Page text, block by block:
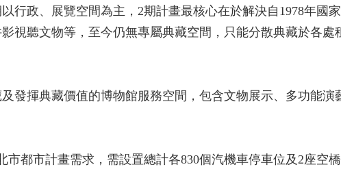
行政、展覽空間為主，2期計畫最核心在於解決自1978年國
視聽文物等，至今仍無專屬典藏空間，只能分散典藏於各處
發揮典藏價值的博物館服務空間，包含文物展示、多功能演
市都市計畫需求，需設置總計各830個汽機車停車位及2座空